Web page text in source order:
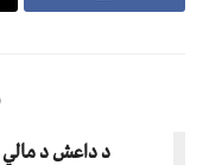
د داعش د